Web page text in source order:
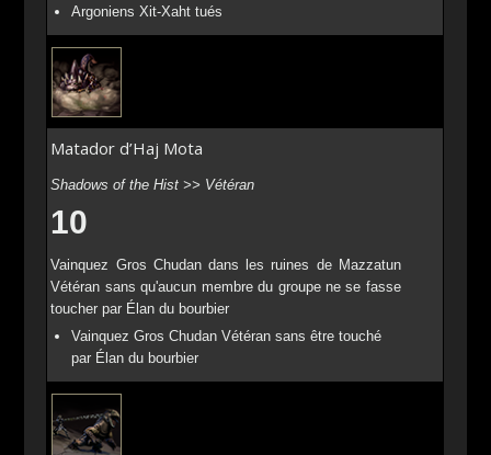
Argoniens Xit-Xaht tués
Matador d’Haj Mota
Shadows of the Hist >> Vétéran
10
Vainquez Gros Chudan dans les ruines de Mazzatun
Vétéran sans qu'aucun membre du groupe ne se fasse
toucher par Élan du bourbier
Vainquez Gros Chudan Vétéran sans être touché
par Élan du bourbier